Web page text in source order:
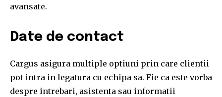
avansate.
Date de contact
Cargus asigura multiple optiuni prin care clientii
pot intra in legatura cu echipa sa. Fie ca este vorba
despre intrebari, asistenta sau informatii